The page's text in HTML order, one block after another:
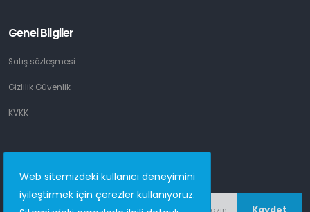
Genel Bilgiler
Satış sözleşmesi
Gizlilik Güvenlik
KVKK
Email listesi
Kaydet
Web sitemizdeki kullanıcı deneyimini
iyileştirmek için çerezler kullanıyoruz.